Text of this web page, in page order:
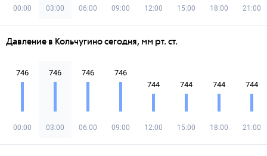
00:00 03:00 06:00 09:00 12:00 15:00 18:00 21:00
Давление в Кольчугино сегодня, мм рт. ст.
746
00:00
746
03:00
746
06:00
746
09:00
744
12:00
744
15:00
744
18:00
744
21:00